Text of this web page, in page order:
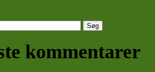
kommentarer